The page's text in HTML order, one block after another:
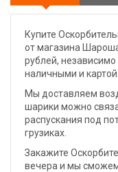
Купите
от магазина
рублей,
наличными и картой.
Мы доставляем
шарики можно
распускания под
грузиках.
Закажите
вечера и мы